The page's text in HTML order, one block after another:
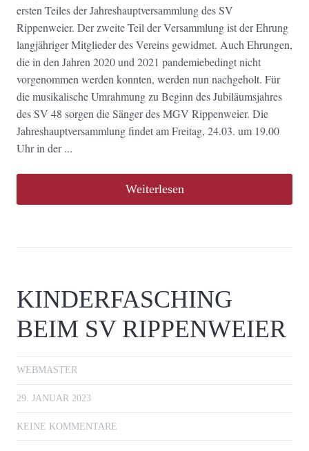
ersten Teiles der Jahreshauptversammlung des SV
Rippenweier. Der zweite Teil der Versammlung ist der Ehrung
langjähriger Mitglieder des Vereins gewidmet. Auch Ehrungen,
die in den Jahren 2020 und 2021 pandemiebedingt nicht
vorgenommen werden konnten, werden nun nachgeholt. Für
die musikalische Umrahmung zu Beginn des Jubiläumsjahres
des SV 48 sorgen die Sänger des MGV Rippenweier. Die
Jahreshauptversammlung findet am Freitag, 24.03. um 19.00
Uhr in der ...
Weiterlesen
KINDERFASCHING
BEIM SV RIPPENWEIER
WEBMASTER
29. JANUAR 2023
KEINE KOMMENTARE